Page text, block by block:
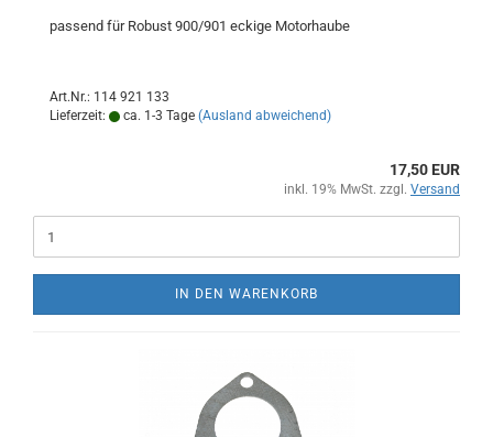
passend für Robust 900/901 eckige Motorhaube
Art.Nr.: 114 921 133
Lieferzeit:
ca. 1-3 Tage (Ausland abweichend)
17,50 EUR
inkl. 19% MwSt. zzgl. Versand
IN DEN WARENKORB